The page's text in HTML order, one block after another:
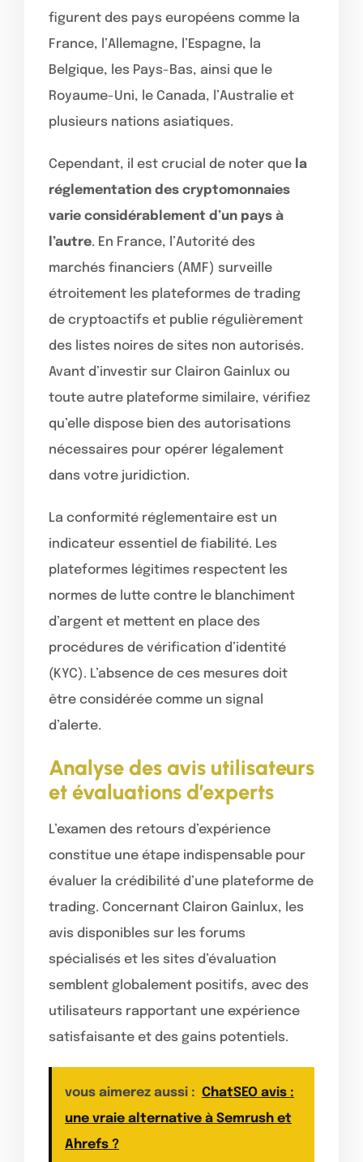
figurent des pays européens comme la
France, l’Allemagne, l’Espagne, la
Belgique, les Pays-Bas, ainsi que le
Royaume-Uni, le Canada, l’Australie et
plusieurs nations asiatiques.
Cependant, il est crucial de noter que la
réglementation des cryptomonnaies
varie considérablement d’un pays à
l’autre. En France, l’Autorité des
marchés financiers (AMF) surveille
étroitement les plateformes de trading
de cryptoactifs et publie régulièrement
des listes noires de sites non autorisés.
Avant d’investir sur Clairon Gainlux ou
toute autre plateforme similaire, vérifiez
qu’elle dispose bien des autorisations
nécessaires pour opérer légalement
dans votre juridiction.
La conformité réglementaire est un
indicateur essentiel de fiabilité. Les
plateformes légitimes respectent les
normes de lutte contre le blanchiment
d’argent et mettent en place des
procédures de vérification d’identité
(KYC). L’absence de ces mesures doit
être considérée comme un signal
d’alerte.
Analyse des avis utilisateurs
et évaluations d’experts
L’examen des retours d’expérience
constitue une étape indispensable pour
évaluer la crédibilité d’une plateforme de
trading. Concernant Clairon Gainlux, les
avis disponibles sur les forums
spécialisés et les sites d’évaluation
semblent globalement positifs, avec des
utilisateurs rapportant une expérience
satisfaisante et des gains potentiels.
vous aimerez aussi : ChatSEO avis :
une vraie alternative à Semrush et
Ahrefs ?